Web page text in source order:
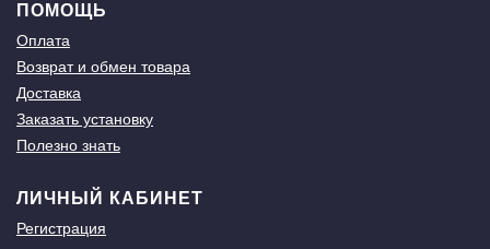
ПОМОЩЬ
Оплата
Возврат и обмен товара
Доставка
Заказать установку
Полезно знать
ЛИЧНЫЙ КАБИНЕТ
Регистрация